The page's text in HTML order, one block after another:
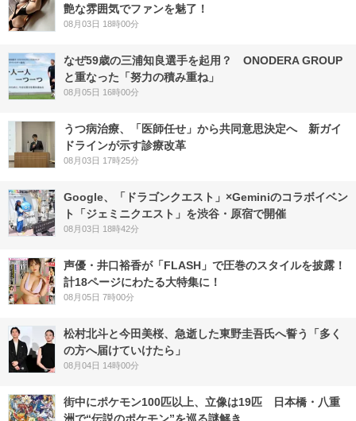
艶な雰囲気でファンを魅了！
08月03日 18時00分
なぜ59歳の三浦知良選手を起用？ ONODERA GROUP
と重なった「努力の積み重ね」
08月05日 16時00分
うつ病治療、「医師任せ」から共同意思決定へ 新ガイ
ドラインが示す診療改革
08月03日 17時25分
Google、「ドラゴンクエスト」×Geminiのコラボイベン
ト「ジェミニクエスト」を渋谷・原宿で開催
08月03日 18時42分
声優・井口裕香が「FLASH」で圧巻のスタイルを披露！
計18ページにわたる大特集に！
08月05日 7時00分
松村北斗と今田美桜、急逝した東野圭吾氏へ誓う「多く
の方へ届けていけたら」
08月04日 14時00分
街中にポケモン100匹以上、立像は19匹 日本橋・八重